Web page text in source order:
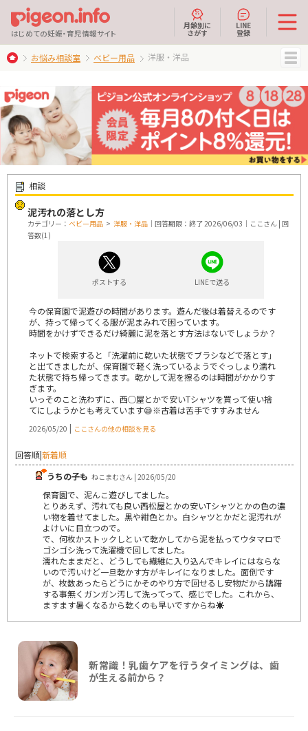
はじめての妊娠・育児情報サイト
月齢別に
さがす
LINE
登録
お悩み相談室 ベビー用品 洋服・洋品
相談
泥汚れの落とし方
カテゴリー： ベビー用品 > 洋服・洋品 ｜回答期限：終了 2026/06/03｜ここさん | 回
答数(1)
ポストする LINEで送る
今の保育園で泥遊びの時間があります。遊んだ後は着替えるのです
が、持って帰ってくる服が泥まみれで困っています。
時間をかけずできるだけ綺麗に泥を落とす方法はないでしょうか？
ネットで検索すると「洗濯前に乾いた状態でブラシなどで落とす」
と出てきましたが、保育園で軽く洗っているようでぐっしょり濡れ
た状態で持ち帰ってきます。乾かして泥を擦るのは時間がかかりす
ぎます。
いっそのこと洗わずに、西◯屋とかで安いTシャツを買って使い捨
てにしようかとも考えています😅※古着は苦手ですすみません
2026/05/20 | ここさんの他の相談を見る
回答順|新着順
うちの子も ねこまむさん | 2026/05/20
保育園で、泥んこ遊びしてました。
とりあえず、汚れても良い西松屋とかの安いTシャツとかの色の濃
い物を着せてました。黒や紺色とか。白シャツとかだと泥汚れが
よけいに目立つので。
で、何枚かストックしといて乾かしてから泥を払ってウタマロで
ゴシゴシ洗って洗濯機で回してました。
濡れたままだと、どうしても繊維に入り込んでキレイにはならな
いので汚いけど一旦乾かす方がキレイになりました。面倒です
が、枚数あったらどうにかそのやり方で回せるし安物だから躊躇
する事無くガンガン汚して洗ってって、感じでした。これから、
ますます暑くなるから乾くのも早いですからね☀️
新常識！乳歯ケアを行うタイミングは、歯
が生える前から？